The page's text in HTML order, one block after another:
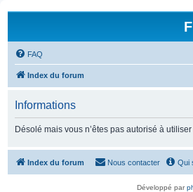
FAQ
Index du forum
Informations
Désolé mais vous n’êtes pas autorisé à
Index du forum Qui
Nous contacter
Développé par